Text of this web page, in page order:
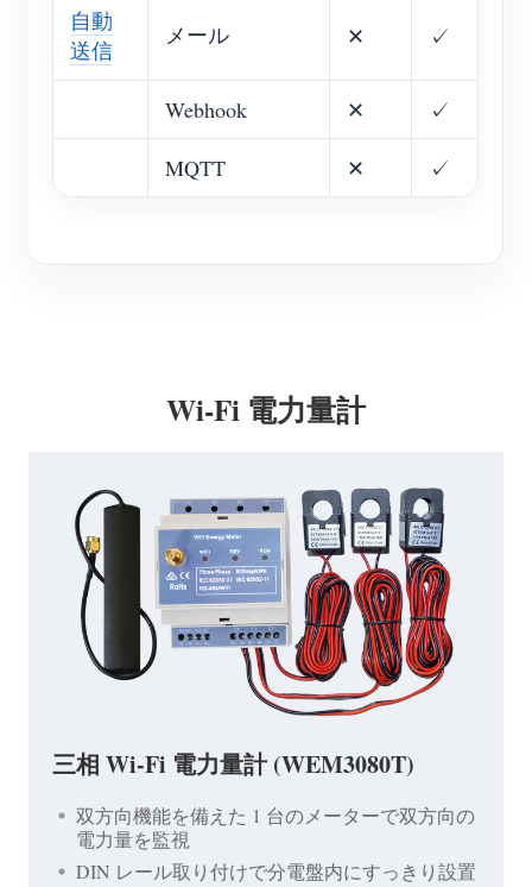
自動
送信
メール ✕ ✓
Webhook ✕ ✓
MQTT ✕ ✓
Wi-Fi 電力量計
三相 Wi-Fi 電力量計 (WEM3080T)
双方向機能を備えた 1 台のメーターで双方向の
電力量を監視
DIN レール取り付けで分電盤内にすっきり設置